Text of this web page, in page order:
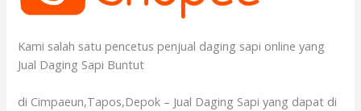
Kami salah satu pencetus penjual daging sapi online yang
Jual Daging Sapi Buntut
di Cimpaeun,Tapos,Depok – Jual Daging Sapi yang dapat di